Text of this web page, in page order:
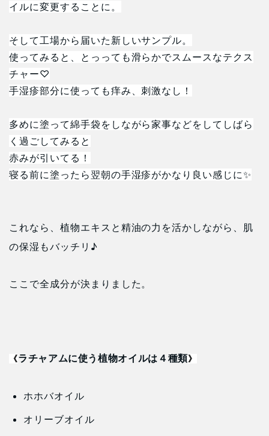
イルに変更することに。
そして工場から届いた新しいサンプル。
使ってみると、とっっても滑らかでスムースなテクス
チャー♡
手湿疹部分に使っても痒み、刺激なし！
多めに塗って綿手袋をしながら家事などをしてしばら
く過ごしてみると
赤みが引いてる！
寝る前に塗ったら翌朝の手湿疹がかなり良い感じに✨
これなら、植物エキスと精油の力を活かしながら、肌
の保湿もバッチリ♪
ここで全成分が決まりました。
《ラチャアムに使う植物オイルは４種類》
ホホバオイル
オリーブオイル